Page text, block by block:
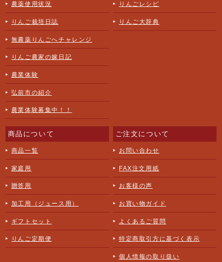
農薬使用状況
りんご栽培日誌
無農薬りんごへチャレンジ
りんご農家の嫁日記
農業体験
弘前市の紹介
農業体験募集中！！
りんごレシピ
りんご大辞典
商品について
商品一覧
家庭用
贈答用
加工用（ジュース用）
ギフトセット
りんご定期便
ご注文について
お問い合わせ
FAX注文用紙
お客様の声
お買い物ガイド
よくあるご質問
特定商取引方に基づく表示
個人情報の取り扱い